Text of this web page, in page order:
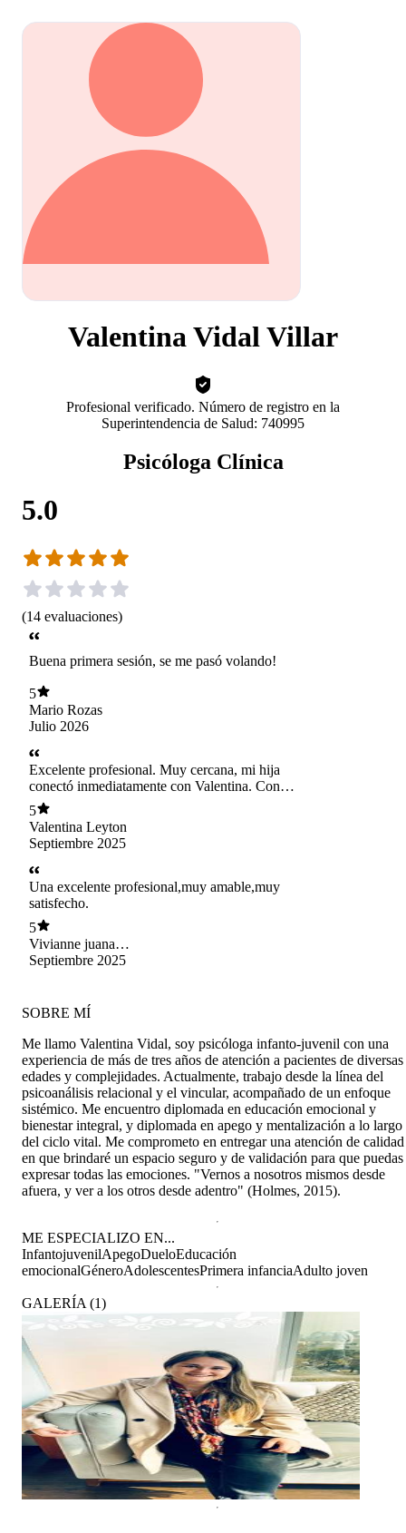
Valentina Vidal Villar
Profesional verificado. Número de registro en la
Superintendencia de Salud: 740995
Psicóloga Clínica
5.0
(14 evaluaciones)
Buena primera sesión, se me pasó volando!
5
Mario Rozas
Julio 2026
Excelente profesional. Muy cercana, mi hija
conectó inmediatamente con Valentina. Con
muy buena disposición a conocer y hablar con
profesores y otros profesionales que ven a mi
hija para hacer un tratamiento integral.
Totalmente recomendada.
5
Valentina Leyton
Septiembre 2025
Una excelente profesional,muy amable,muy
satisfecho.
5
Vivianne juana
aranda loyola
Septiembre 2025
SOBRE MÍ
Me llamo Valentina Vidal, soy psicóloga infanto-juvenil con una
experiencia de más de tres años de atención a pacientes de diversas
edades y complejidades. Actualmente, trabajo desde la línea del
psicoanálisis relacional y el vincular, acompañado de un enfoque
sistémico. Me encuentro diplomada en educación emocional y
bienestar integral, y diplomada en apego y mentalización a lo largo
del ciclo vital. Me comprometo en entregar una atención de calidad
en que brindaré un espacio seguro y de validación para que puedas
expresar todas las emociones. "Vernos a nosotros mismos desde
afuera, y ver a los otros desde adentro" (Holmes, 2015).
ME ESPECIALIZO EN...
InfantojuvenilApegoDueloEducación
emocionalGéneroAdolescentesPrimera infanciaAdulto joven
GALERÍA (1)